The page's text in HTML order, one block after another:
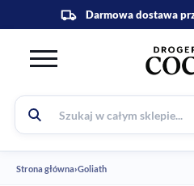
Strona główna›Goliath